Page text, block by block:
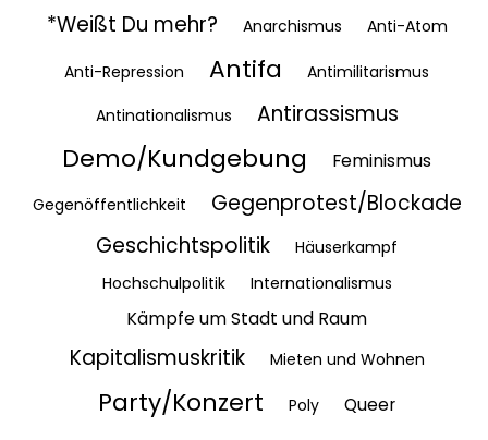
*Weißt Du mehr? Anarchismus Anti-Atom
Anti-Repression Antifa
Antimilitarismus
Antinationalismus
Antirassismus
Demo/Kundgebung Feminismus
Gegenöffentlichkeit
Gegenprotest/Blockade
Geschichtspolitik
Häuserkampf
Hochschulpolitik
Internationalismus
Kämpfe um Stadt und Raum
Kapitalismuskritik Mieten und Wohnen
Party/Konzert Poly Queer